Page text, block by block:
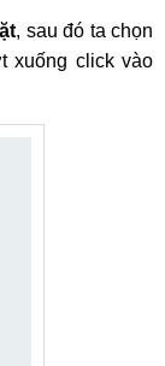
, sau đó ta chọn
xuống click vào